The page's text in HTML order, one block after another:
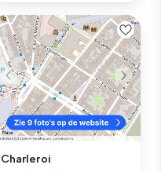
Charleroi